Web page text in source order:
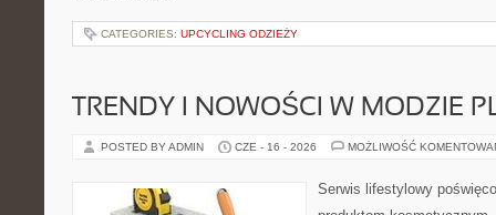
CATEGORIES: UPCYCLING ODZIEŻY
TRENDY I NOWOŚCI W MODZIE
POSTED BY ADMIN CZE - 16 - 2026 MOŻLIWOŚĆ
Serwis lifestylowy